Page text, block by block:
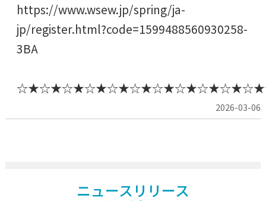
https://www.wsew.jp/spring/ja-
jp/register.html?code=1599488560930258-
3BA
2026-03-06
ニュースリリース